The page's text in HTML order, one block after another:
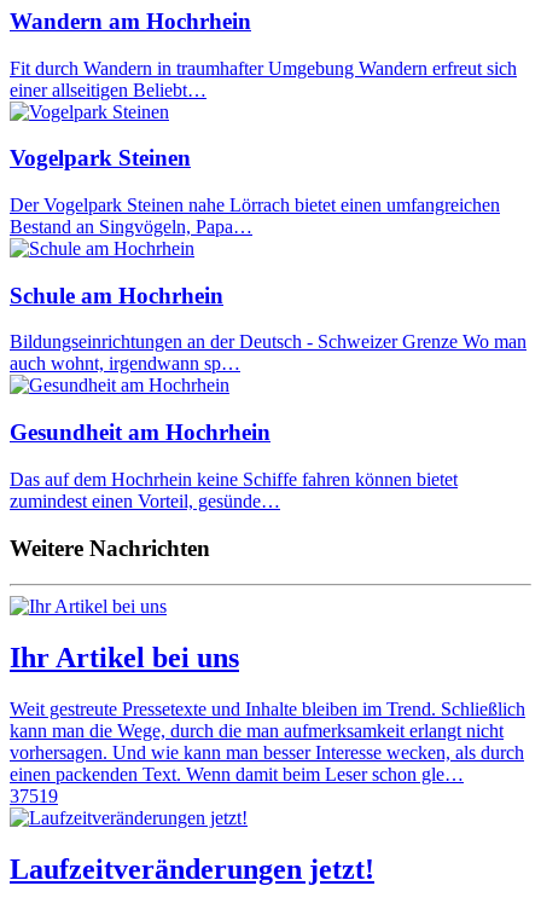
Wandern am Hochrhein
Fit durch Wandern in traumhafter Umgebung Wandern erfreut sich
einer allseitigen Beliebt…
Vogelpark Steinen
Der Vogelpark Steinen nahe Lörrach bietet einen umfangreichen
Bestand an Singvögeln, Papa…
Schule am Hochrhein
Bildungseinrichtungen an der Deutsch - Schweizer Grenze Wo man
auch wohnt, irgendwann sp…
Gesundheit am Hochrhein
Das auf dem Hochrhein keine Schiffe fahren können bietet
zumindest einen Vorteil, gesünde…
Weitere Nachrichten
Ihr Artikel bei uns
Weit gestreute Pressetexte und Inhalte bleiben im Trend. Schließlich
kann man die Wege, durch die man aufmerksamkeit erlangt nicht
vorhersagen. Und wie kann man besser Interesse wecken, als durch
einen packenden Text. Wenn damit beim Leser schon gle…
37519
Laufzeitveränderungen jetzt!